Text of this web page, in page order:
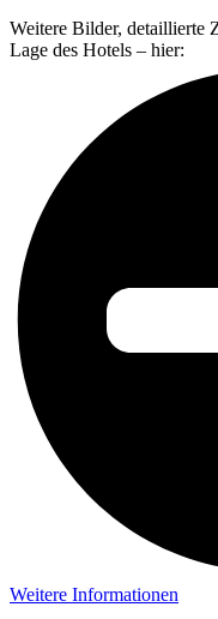
Weitere Bilder, detaillierte
Lage des Hotels – hier:
Weitere Informationen